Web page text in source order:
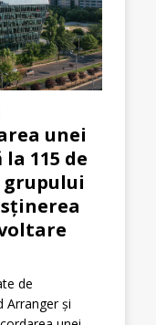
unei
115 de
grupului
de
Arranger și